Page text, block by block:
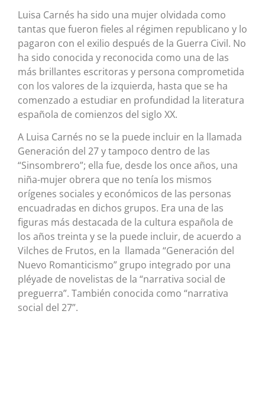
Luisa Carnés ha sido una mujer olvidada como
tantas que fueron fieles al régimen republicano y lo
pagaron con el exilio después de la Guerra Civil. No
ha sido conocida y reconocida como una de las
más brillantes escritoras y persona comprometida
con los valores de la izquierda, hasta que se ha
comenzado a estudiar en profundidad la literatura
española de comienzos del siglo XX.
A Luisa Carnés no se la puede incluir en la llamada
Generación del 27 y tampoco dentro de las
“Sinsombrero”; ella fue, desde los once años, una
niña-mujer obrera que no tenía los mismos
orígenes sociales y económicos de las personas
encuadradas en dichos grupos. Era una de las
figuras más destacada de la cultura española de
los años treinta y se la puede incluir, de acuerdo a
Vilches de Frutos, en la llamada “Generación del
Nuevo Romanticismo” grupo integrado por una
pléyade de novelistas de la “narrativa social de
preguerra”. También conocida como “narrativa
social del 27”.